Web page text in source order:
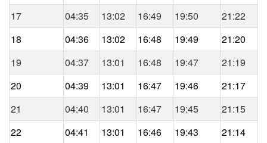
17
04:35 13:02 16:49 19:50
21:22
18
04:36 13:02 16:48 19:49
21:20
19
04:37 13:01 16:48 19:47
21:19
20
04:39 13:01 16:47 19:46
21:17
21
04:40 13:01 16:47 19:45
21:15
22
04:41 13:01 16:46 19:43 21:14